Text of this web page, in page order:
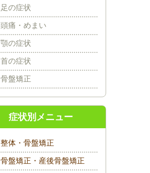
足の症状
頭痛・めまい
顎の症状
首の症状
骨盤矯正
症状別メニュー
整体・骨盤矯正
骨盤矯正・産後骨盤矯正